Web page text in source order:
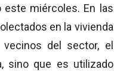
este miércoles. En las
en la vivienda
del sector, el
sino que es utilizado